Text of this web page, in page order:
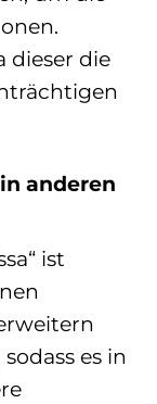
dieser die
anderen
ist
es in